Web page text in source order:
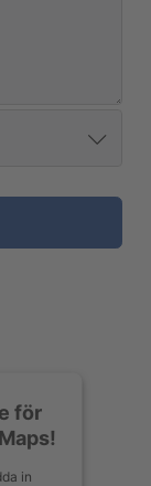
för
in